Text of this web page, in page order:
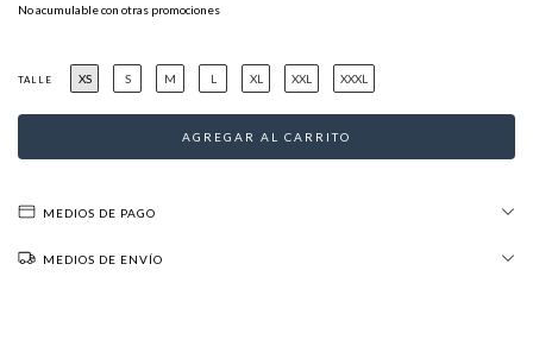
No acumulable con otras promociones
TALLE XS S M L XL XXL XXXL
MEDIOS DE PAGO
MEDIOS DE ENVÍO